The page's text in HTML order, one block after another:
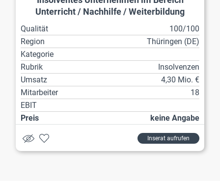
Unterricht / Nachhilfe / Weiterbildung
Qualität
100/100
Region
Thüringen (DE)
Kategorie
Rubrik
Insolvenzen
Umsatz
4,30 Mio. €
Mitarbeiter
18
EBIT
Preis
keine Angabe
Inserat aufrufen